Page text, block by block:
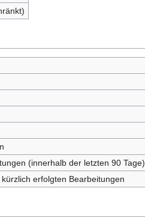
(innerhalb der letzten 90 Tage)
erfolgten Bearbeitungen